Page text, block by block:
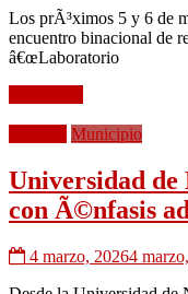
Los prÃ³ximos 5 y 6 de
encuentro binacional de
â€œLaboratorio
Municipio
Universidad
con Ã©nfasis
4 marzo, 20264